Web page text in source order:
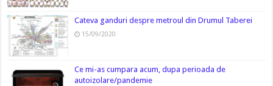
Cateva ganduri despre metroul din Drumul Taberei
15/09/2020
Ce mi-as cumpara acum, dupa perioada de
autoizolare/pandemie